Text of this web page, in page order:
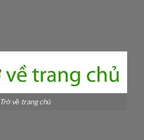
Trở về trang chủ